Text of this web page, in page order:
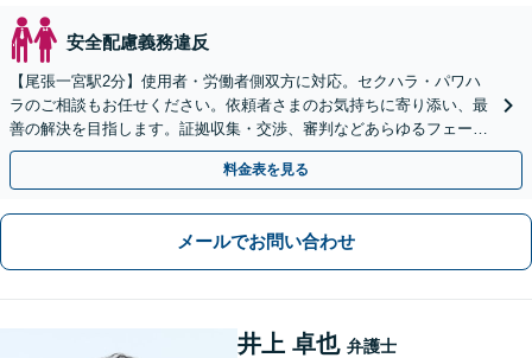
安全配慮義務違反
【尾張一宮駅2分】使用者・労働者側双方に対応。セクハラ・パワハ
ラのご相談もお任せください。依頼者さまのお気持ちに寄り添い、最
善の解決を目指します。証拠収集・交渉、審判などあらゆるフェーズ
に対応しています【オンライン面談OK（顧問契約後）】
料金表を見る
メールでお問い合わせ
井上 卓也 弁護士